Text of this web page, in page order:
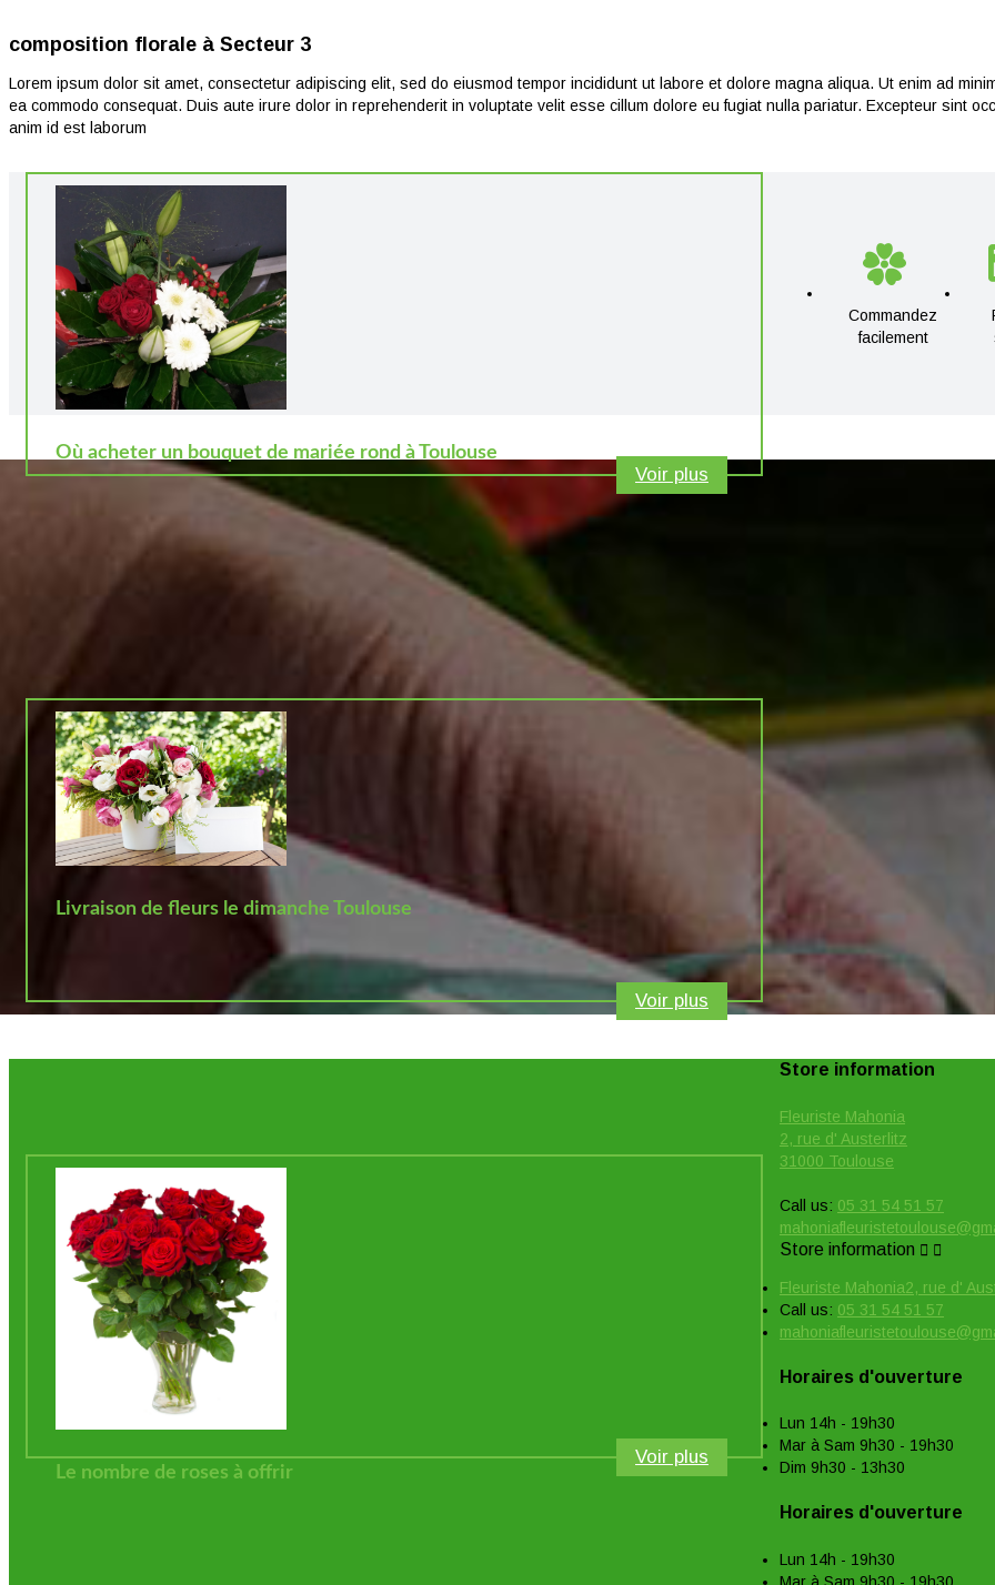
composition florale à Secteur 3
Lorem ipsum dolor sit amet, consectetur adipiscing elit, sed do eiusmod tempor incididunt ut labore et dolore magna aliqua. Ut enim ad
ea commodo consequat. Duis aute irure dolor in reprehenderit in voluptate velit esse cillum dolore eu fugiat nulla pariatur. Excepteur sint
anim id est laborum
Où acheter un bouquet de mariée rond à Toulouse
Voir plus
Livraison de fleurs le dimanche Toulouse
Voir plus
Le nombre de roses à offrir
Voir plus
Commandez
facilement
Store information
Fleuriste Mahonia
2, rue d' Austerlitz
31000 Toulouse
Call us: 05 31 54 51 57
Store information  
Fleuriste Mahonia2, rue d'
Call us: 05 31 54 51 57
Horaires d'ouverture
Lun 14h - 19h30
Mar à Sam 9h30 - 19h30
Dim 9h30 - 13h30
Horaires d'ouverture
Lun 14h - 19h30
Mar à Sam 9h30 - 19h30